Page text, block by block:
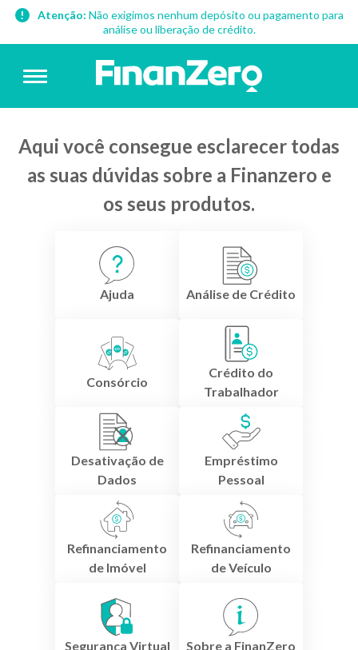
Atenção: Não exigimos nenhum depósito ou pagamento para
análise ou liberação de crédito.
Aqui você consegue esclarecer todas
as suas dúvidas sobre a Finanzero e
os seus produtos.
Ajuda Análise de Crédito
Consórcio
Crédito do
Trabalhador
Desativação de
Dados
Empréstimo
Pessoal
Refinanciamento
de Imóvel
Refinanciamento
de Veículo
Segurança Virtual Sobre a FinanZero